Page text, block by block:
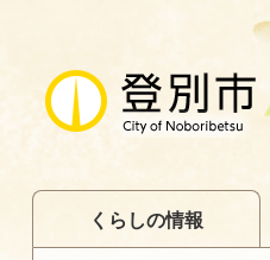
くらしの情報